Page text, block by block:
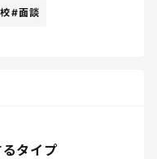
が。
前に名前が書かれ
喋り倒してたの
#面談
タイプ